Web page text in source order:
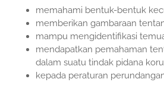
memahami bentuk-bentuk
memberikan gambaraan
mampu mengidentifikasi
mendapatkan pemahaman
dalam suatu tindak pidana
kepada peraturan